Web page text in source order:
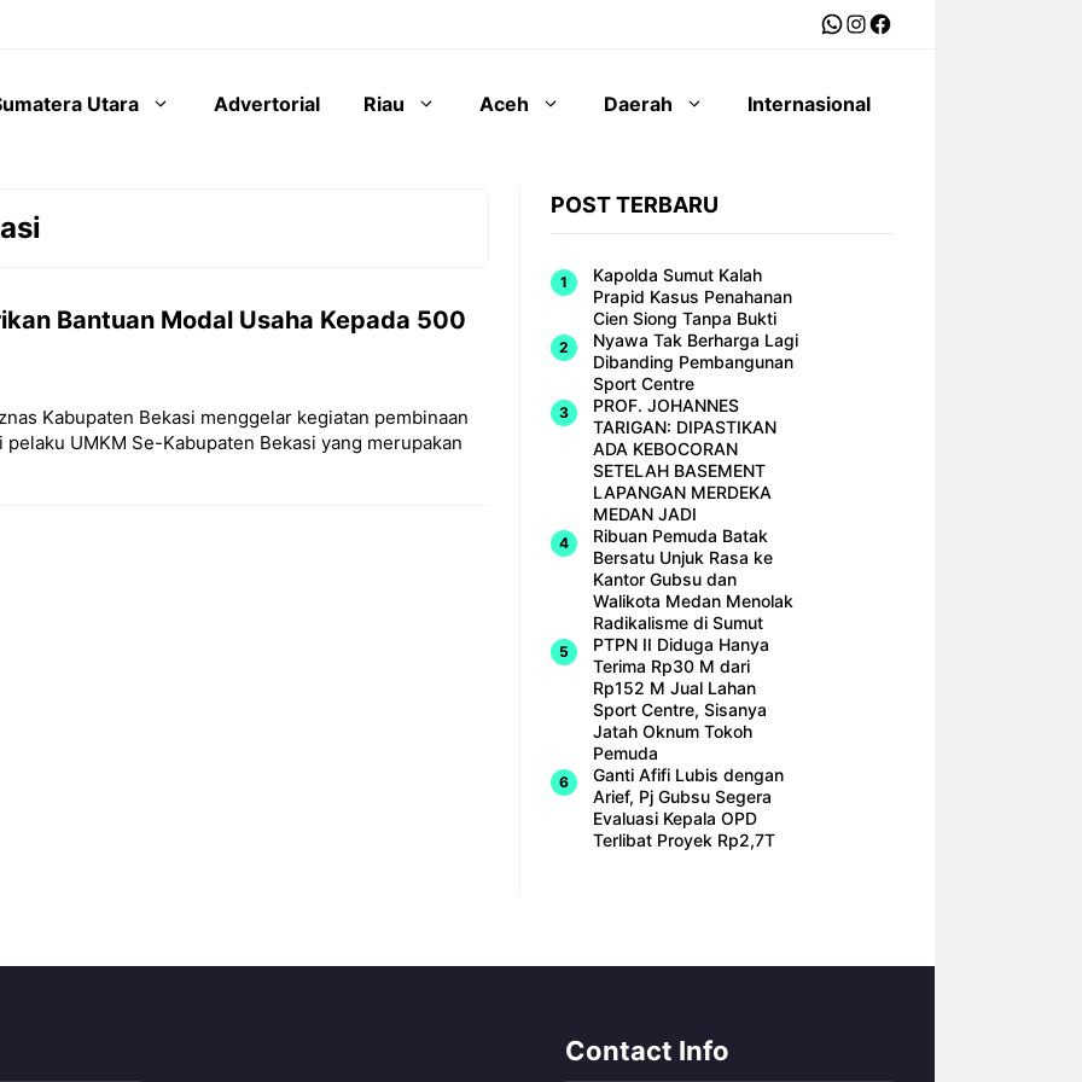
WhatsApp
Instagram
Facebook
Utara Advertorial Riau Aceh Daerah Internasional
Bantuan Modal Usaha Kepada 500
Kabupaten Bekasi menggelar kegiatan pembinaan
UMKM Se-Kabupaten Bekasi yang merupakan
POST TERBARU
Kapolda Sumut Kalah
Prapid Kasus Penahanan
Cien Siong Tanpa Bukti
Nyawa Tak Berharga Lagi
Dibanding Pembangunan
Sport Centre
PROF. JOHANNES
TARIGAN: DIPASTIKAN
ADA KEBOCORAN
SETELAH BASEMENT
LAPANGAN MERDEKA
MEDAN JADI
Ribuan Pemuda Batak
Bersatu Unjuk Rasa ke
Kantor Gubsu dan
Walikota Medan Menolak
Radikalisme di Sumut
PTPN II Diduga Hanya
Terima Rp30 M dari
Rp152 M Jual Lahan
Sport Centre, Sisanya
Jatah Oknum Tokoh
Pemuda
Ganti Afifi Lubis dengan
Arief, Pj Gubsu Segera
Evaluasi Kepala OPD
Terlibat Proyek Rp2,7T
Contact Info